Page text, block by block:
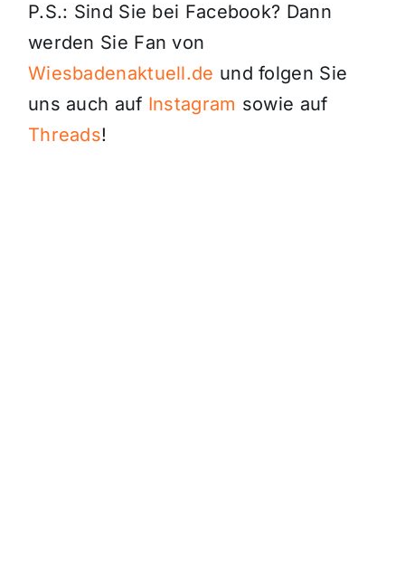
P.S.: Sind Sie bei Facebook? Dann
werden Sie Fan von
Wiesbadenaktuell.de und folgen Sie
uns auch auf Instagram sowie auf
Threads!